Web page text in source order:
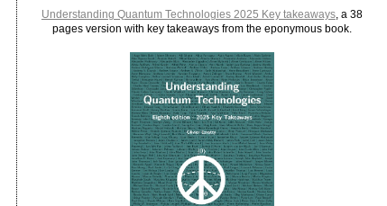
Understanding Quantum Technologies 2025 Key takeaways, a 38
pages version with key takeaways from the eponymous book.